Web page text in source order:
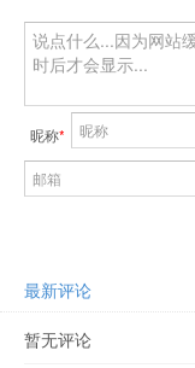
昵称*
最新评论
暂无评论